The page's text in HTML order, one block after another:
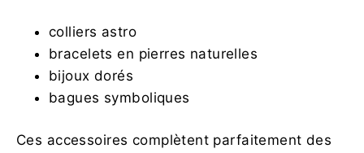
colliers astro
bracelets en pierres naturelles
bijoux dorés
bagues symboliques
Ces accessoires complètent parfaitement des